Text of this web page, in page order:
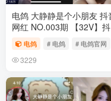
电鸽 大静静是个小朋友 抖
网红 NO.003期 【32V】
完整版合集
电鸽 # 电鸽 # 电鸽官网
3229